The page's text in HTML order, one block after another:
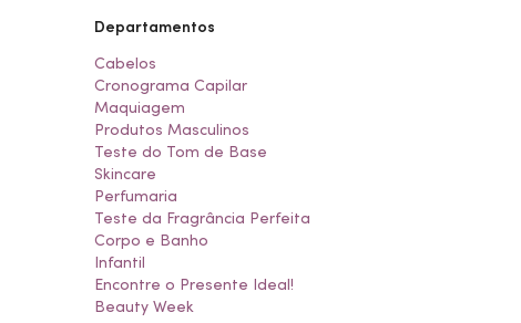
Departamentos
Cabelos
Cronograma Capilar
Maquiagem
Produtos Masculinos
Teste do Tom de Base
Skincare
Perfumaria
Teste da Fragrância Perfeita
Corpo e Banho
Infantil
Encontre o Presente Ideal!
Beauty Week